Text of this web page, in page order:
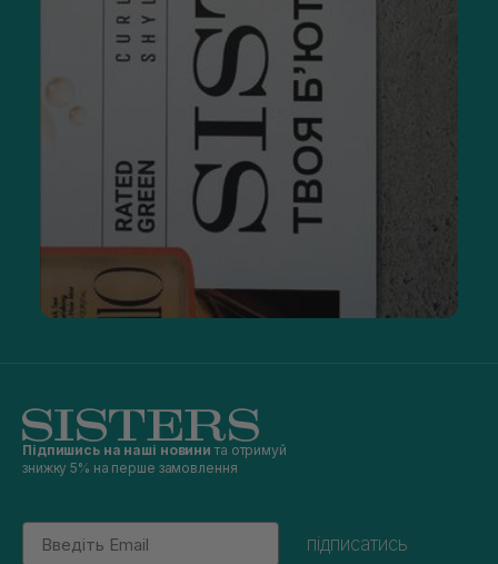
Підпишись на наші новини та отримуй
знижку 5% на перше замовлення
Email
підписатись